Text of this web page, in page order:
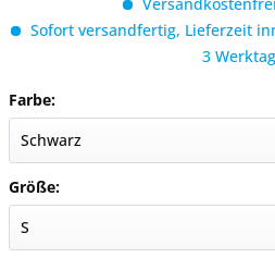
Sofort versandfertig, Lieferzeit
3
Farbe:
Größe: